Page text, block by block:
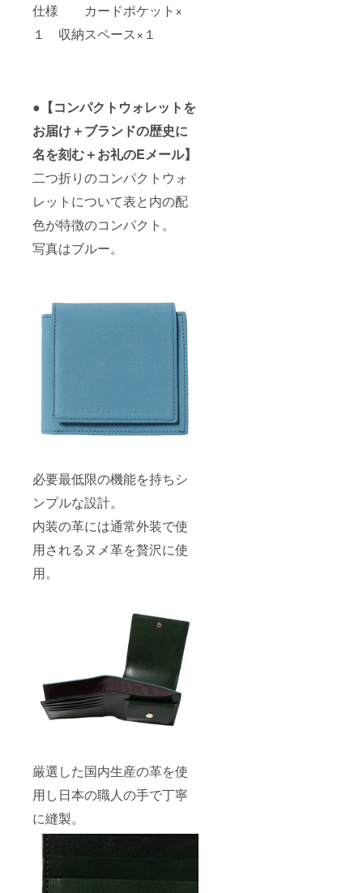
仕様 カードポケット×
１ 収納スペース×１
●【コンパクトウォレットを
お届け＋ブランドの歴史に
名を刻む＋お礼のEメール】
二つ折りのコンパクトウォ
レットについて表と内の配
色が特徴のコンパクト。
写真はブルー。
必要最低限の機能を持ちシ
ンプルな設計。
内装の革には通常外装で使
用されるヌメ革を贅沢に使
用。
厳選した国内生産の革を使
用し日本の職人の手で丁寧
に縫製。